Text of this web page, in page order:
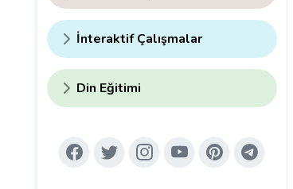
İnteraktif Çalışmalar
Din Eğitimi